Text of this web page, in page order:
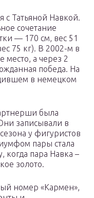
с Татьяной Навкой.
сочетание
— 170 см, вес 51
75 кг). В 2002-м в
место, а через 2
победа. На
в немецком
была
записывали в
у фигуристов
пары стала
когда пара Навка –
золото.
номер «Кармен»,